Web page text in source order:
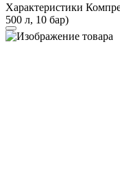
Характеристики
500 л, 10 бар)